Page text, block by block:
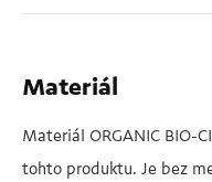
Materiál
Materiál ORGANIC BIO-
tohto produktu. Je bez